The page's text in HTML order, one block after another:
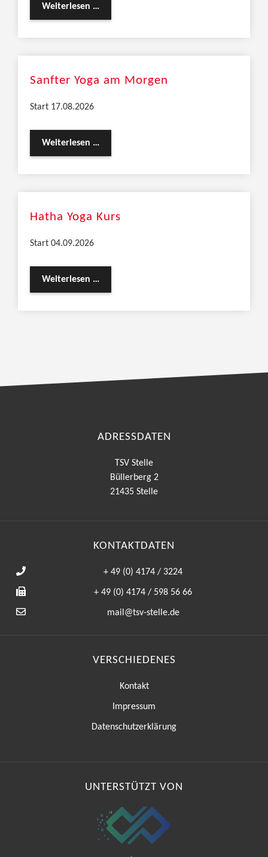
Weiterlesen …
Sanfter Yoga am Morgen
Start 17.08.2026
Weiterlesen …
Hatha Yoga Kurs
Start 04.09.2026
Weiterlesen …
ADRESSDATEN
TSV Stelle
Büllerberg 2
21435 Stelle
KONTAKTDATEN
+ 49 (0) 4174 / 3224
+ 49 (0) 4174 / 598 56 66
mail@tsv-stelle.de
VERSCHIEDENES
Kontakt
Impressum
Datenschutzerklärung
UNTERSTÜTZT VON